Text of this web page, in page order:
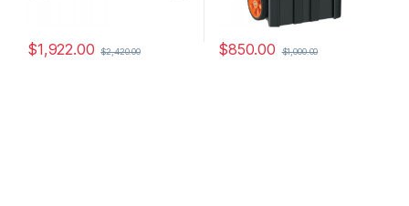
$1,922.00 $2,420.00 $850.00 $1,000.00